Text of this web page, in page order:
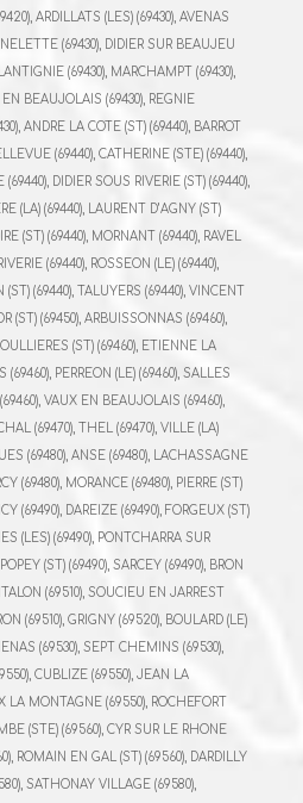
ARDILLATS (LES) (69430), AVENAS
(69430), DIDIER SUR BEAUJEU
(69430), MARCHAMPT (69430),
BEAUJOLAIS (69430), REGNIE
ANDRE LA COTE (ST) (69440), BARROT
(69440), CATHERINE (STE) (69440),
DIDIER SOUS RIVERIE (ST) (69440),
(LA) (69440), LAURENT D’AGNY (ST)
(ST) (69440), MORNANT (69440), RAVEL
(69440), ROSSEON (LE) (69440),
(69440), TALUYERS (69440), VINCENT
(ST) (69450), ARBUISSONNAS (69460),
(ST) (69460), ETIENNE LA
(69460), PERREON (LE) (69460), SALLES
VAUX EN BEAUJOLAIS (69460),
(69470), THEL (69470), VILLE (LA)
(69480), ANSE (69480), LACHASSAGNE
(69480), MORANCE (69480), PIERRE (ST)
(69490), DAREIZE (69490), FORGEUX (ST)
(LES) (69490), PONTCHARRA SUR
(ST) (69490), SARCEY (69490), BRON
(69510), SOUCIEU EN JARREST
(69510), GRIGNY (69520), BOULARD (LE)
(69530), SEPT CHEMINS (69530),
CUBLIZE (69550), JEAN LA
LA MONTAGNE (69550), ROCHEFORT
(STE) (69560), CYR SUR LE RHONE
ROMAIN EN GAL (ST) (69560), DARDILLY
SATHONAY VILLAGE (69580),